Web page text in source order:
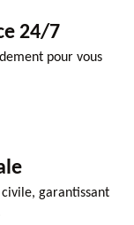
24/7
pour vous
civile, garantissant